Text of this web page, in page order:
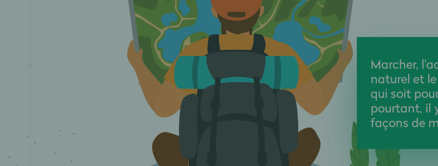
Marcher,
naturel et
qui soit
pourtant, il
façons de